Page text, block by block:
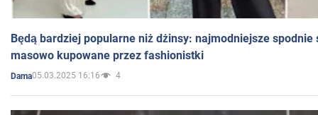
Będą bardziej popularne niż dżinsy: najmodniejsze spodnie
masowo kupowane przez fashionistki
Dama05.03.2025 16:16 4